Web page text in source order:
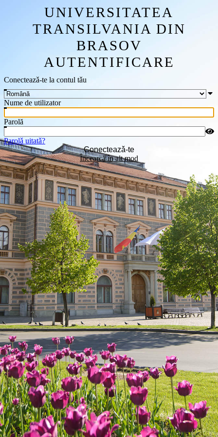
UNIVERSITATEA
TRANSILVANIA DIN
BRASOV
AUTENTIFICARE
Conecteazǎ-te la contul tǎu
Nume de utilizator
Parolă
Parolǎ uitatǎ?
Conecteazǎ-te
Încearcǎ în alt mod